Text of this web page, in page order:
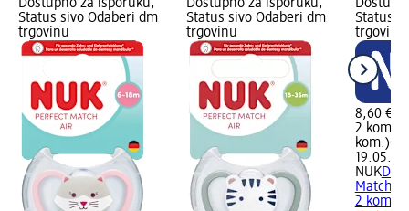
Dostupno za isporuku,
Status sivo Odaberi dm
trgovinu
Dostupno za isporuku,
Status sivo Odaberi dm
trgovinu
Status
trgovinu
8,60 €
2 kom.
kom.)
NUK
Match
2 kom.